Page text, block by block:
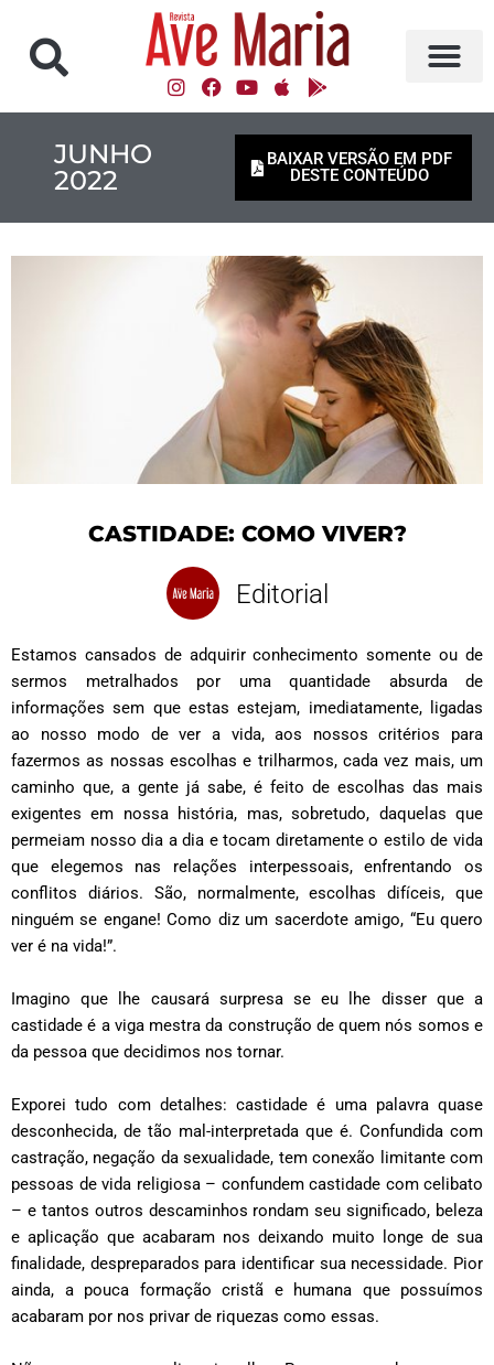
JUNHO
2022
BAIXAR VERSÃO EM PDF
DESTE CONTEÚDO
CASTIDADE: COMO VIVER?
Editorial
Estamos cansados de adquirir conhecimento somente ou de
sermos metralhados por uma quantidade absurda de
informações sem que estas estejam, imediatamente, ligadas
ao nosso modo de ver a vida, aos nossos critérios para
fazermos as nossas escolhas e trilharmos, cada vez mais, um
caminho que, a gente já sabe, é feito de escolhas das mais
exigentes em nossa história, mas, sobretudo, daquelas que
permeiam nosso dia a dia e tocam diretamente o estilo de vida
que elegemos nas relações interpessoais, enfrentando os
conflitos diários. São, normalmente, escolhas difíceis, que
ninguém se engane! Como diz um sacerdote amigo, “Eu quero
ver é na vida!”.
Imagino que lhe causará surpresa se eu lhe disser que a
castidade é a viga mestra da construção de quem nós somos e
da pessoa que decidimos nos tornar.
Exporei tudo com detalhes: castidade é uma palavra quase
desconhecida, de tão mal-interpretada que é. Confundida com
castração, negação da sexualidade, tem conexão limitante com
pessoas de vida religiosa – confundem castidade com celibato
– e tantos outros descaminhos rondam seu significado, beleza
e aplicação que acabaram nos deixando muito longe de sua
finalidade, despreparados para identificar sua necessidade. Pior
ainda, a pouca formação cristã e humana que possuímos
acabaram por nos privar de riquezas como essas.